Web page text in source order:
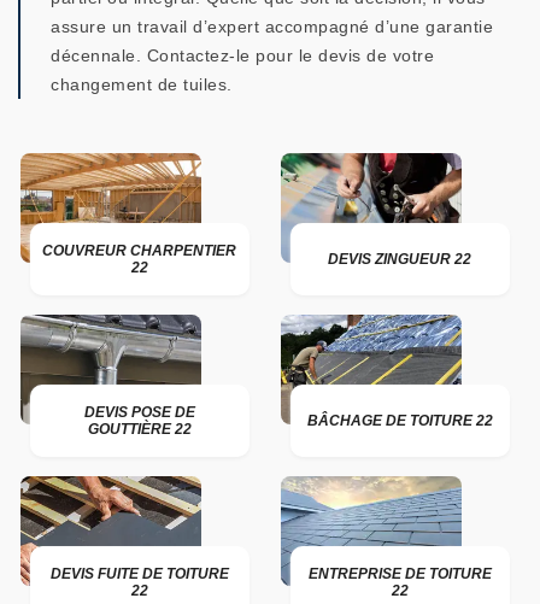
assure un travail d’expert accompagné d’une garantie
décennale. Contactez-le pour le devis de votre
changement de tuiles.
COUVREUR CHARPENTIER
22
DEVIS ZINGUEUR 22
DEVIS POSE DE
GOUTTIÈRE 22
BÂCHAGE DE TOITURE 22
DEVIS FUITE DE TOITURE
22
ENTREPRISE DE TOITURE
22